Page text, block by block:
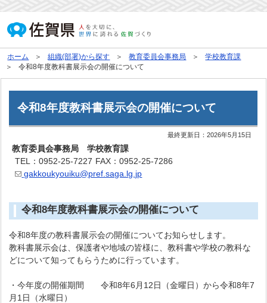
ホーム 組織(部署)から探す 教育委員会事務局
学校教育課
令和8年度教科書展示会の開催について
令和8年度教科書展示会の開催について
最終更新日：2026年5月15日
教育委員会事務局 学校教育課
TEL：0952-25-7227 FAX：0952-25-7286
gakkoukyouiku@pref.saga.lg.jp
令和8年度教科書展示会の開催について
令和8年度の教科書展示会の開催についてお知らせします。
教科書展示会は、保護者や地域の皆様に、教科書や学校の教科な
どについて知ってもらうために行っています。
・今年度の開催期間 令和8年6月12日（金曜日）から令和8年7
月1日（水曜日）